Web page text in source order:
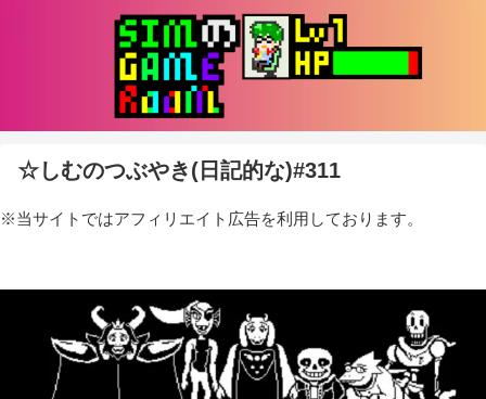
☆しむのつぶやき(日記的な)#311
※当サイトではアフィリエイト広告を利用しております。